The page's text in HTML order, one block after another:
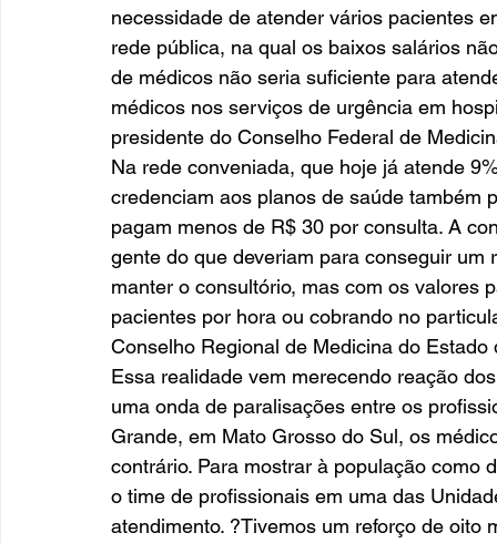
necessidade de atender vários pacientes
rede pública, na qual os baixos salários
de médicos não seria suficiente para
médicos nos serviços de urgência em
presidente do Conselho Federal de
Na rede conveniada, que hoje já atende
credenciam aos planos de saúde também
pagam menos de R$ 30 por consulta. A
gente do que deveriam para conseguir
manter o consultório, mas com os valores
pacientes por hora ou cobrando no
Conselho Regional de Medicina do Estado
Essa realidade vem merecendo reação
uma onda de paralisações entre os
Grande, em Mato Grosso do Sul, os
contrário. Para mostrar à população como
o time de profissionais em uma das
atendimento. ?Tivemos um reforço de